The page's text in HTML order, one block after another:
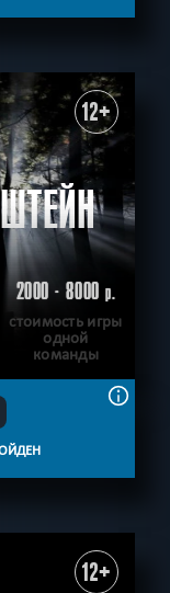
12+
2000 - 8000р.
стоимость игры
одной
команды
12+